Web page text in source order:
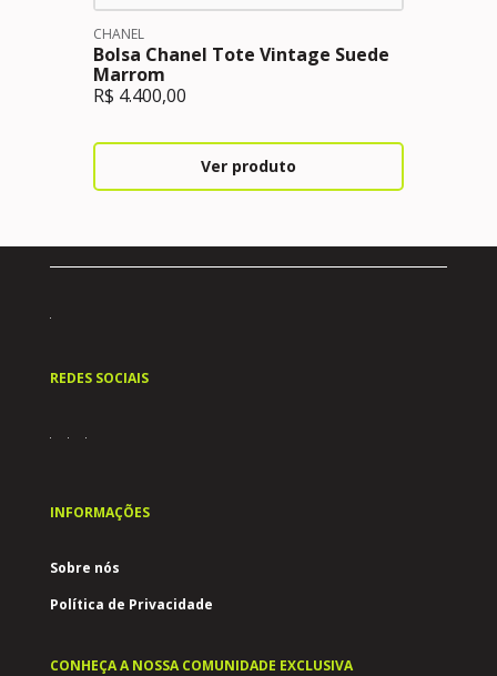
CHANEL
Bolsa Chanel Tote Vintage Suede
Marrom
R$ 4.400,00
Ver produto
REDES SOCIAIS
INFORMAÇÕES
Sobre nós
Política de Privacidade
CONHEÇA A NOSSA COMUNIDADE EXCLUSIVA